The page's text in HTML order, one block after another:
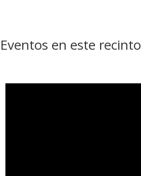
Eventos en este recinto